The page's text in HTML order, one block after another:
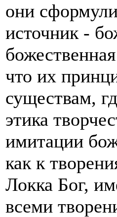
они
источник -
что их
существам,
этика
имитации
как к
Локка Бог,
всеми